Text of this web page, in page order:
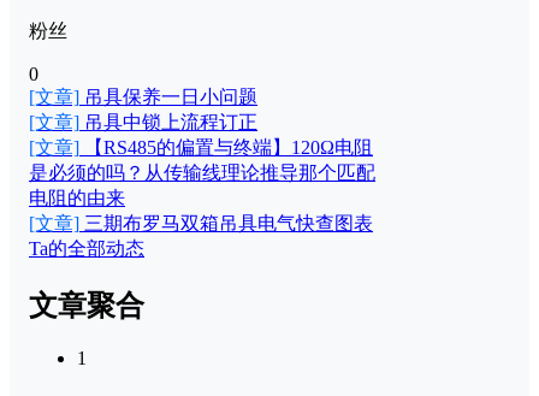
粉丝
0
[文章] 吊具保养一日小问题
[文章] 吊具中锁上流程订正
[文章] 【RS485的偏置与终端】120Ω电阻
是必须的吗？从传输线理论推导那个匹配
电阻的由来
[文章] 三期布罗马双箱吊具电气快查图表
Ta的全部动态
文章聚合
1